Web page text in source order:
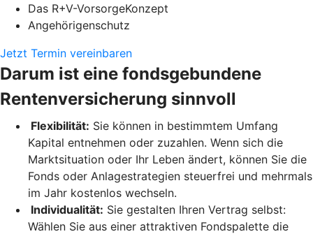
Das R+V-VorsorgeKonzept
Angehörigenschutz
Jetzt Termin vereinbaren
Darum ist eine fondsgebundene
Rentenversicherung sinnvoll
Flexibilität: Sie können in bestimmtem Umfang
Kapital entnehmen oder zuzahlen. Wenn sich die
Marktsituation oder Ihr Leben ändert, können Sie die
Fonds oder Anlagestrategien steuerfrei und mehrmals
im Jahr kostenlos wechseln.
Individualität: Sie gestalten Ihren Vertrag selbst:
Wählen Sie aus einer attraktiven Fondspalette die